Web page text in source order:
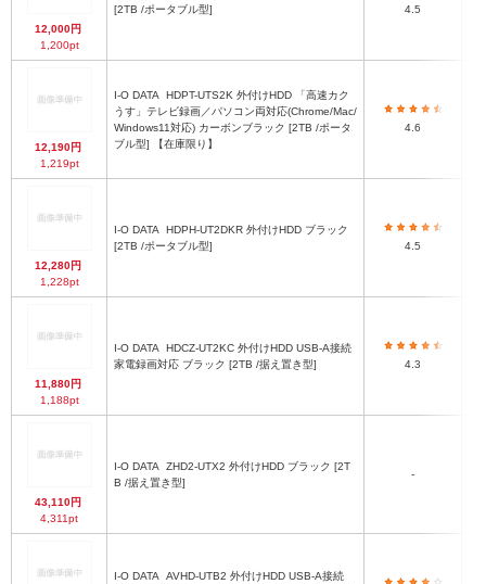
12,000円
1,200pt
[2TB /ポータブル型]
4.5
12,190円
1,219pt
I-O DATA
うす」テレビ録画／パソコン両対応(Chrome/Mac/
Windows11対応) カーボンブラック [2TB /ポータ
ブル型] 【在庫限り】
4.6
12,280円
1,228pt
I-O DATA
[2TB /ポータブル型]
4.5
11,880円
1,188pt
I-O DATA
家電録画対応 ブラック [2TB /据え置き型]
4.3
43,110円
4,311pt
I-O DATA
B /据え置き型]
-
I-O DATA